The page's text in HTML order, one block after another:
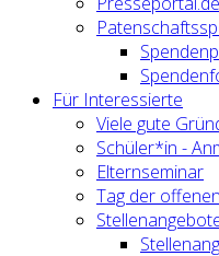
Für Interessierte
Viele gute
Schüler*in -
Elternseminar
Tag der